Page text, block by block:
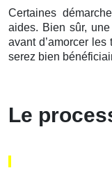
Certaines
aides. Bien sûr,
avant d’amorcer
serez bien
Le